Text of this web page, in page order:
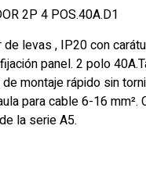
2P 4 POS.40A.D1
de levas , IP20 con
panel. 2 polo
montaje rápido sin
para cable 6-16
la serie A5.